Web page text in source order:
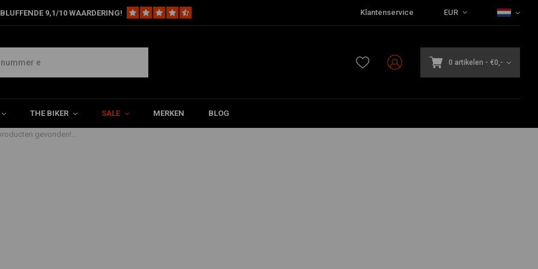
9,1/10 WAARDERING! Klantenservice EUR
0 artikelen - €0,-
THE BIKER SALE MERKEN BLOG
Custom FXDC
gevonden!...